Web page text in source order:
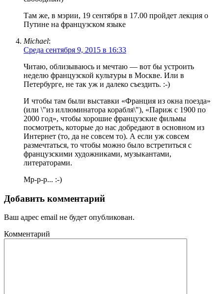
Там же, в мэрии, 19 сентября в 17.00 пройдет лекция о
Путине на французском языке
Michael:
Среда сентября 9, 2015 в 16:33
Читаю, облизываюсь и мечтаю — вот бы устроить
неделю французской культуры в Москве. Или в
Петербурге, не так уж и далеко съездить. :-)
И чтобы там были выставки «Франция из окна поезда»
(или \"из иллюминатора корабля\"), «Париж с 1900 по
2000 год», чтобы хорошие французские фильмы
посмотреть, которые до нас добредают в основном из
Интернет (то, да не совсем то). А если уж совсем
размечтаться, то чтобы можно было встретиться с
французскими художниками, музыкантами,
литераторами.
Мр-р-р... :-)
Добавить комментарий
Ваш адрес email не будет опубликован.
Комментарий